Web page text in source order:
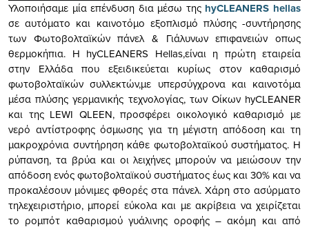
Υλοποιήσαμε μία επένδυση δια μέσω της hyCLEANERS hellas
σε αυτόματο και καινοτόμο εξοπλισμό πλύσης -συντήρησης
των Φωτοβολταϊκών πάνελ & Γιάλυνων επιφανειών οπως
θερμοκήπια. Η hyCLEANERS Hellas,είναι η πρώτη εταιρεία
στην Ελλάδα που εξειδικεύεται κυρίως στον καθαρισμό
φωτοβολταϊκών συλλεκτών,με υπερσύγχρονα και καινοτόμα
μέσα πλύσης γερμανικής τεχνολογίας, των Οίκων hyCLEANER
και της LEWI QLEEN, προσφέρει οικολογικό καθαρισμό με
νερό αντίστροφης όσμωσης για τη μέγιστη απόδοση και τη
μακροχρόνια συντήρηση κάθε φωτοβολταϊκού συστήματος. Η
ρύπανση, τα βρύα και οι λειχήνες μπορούν να μειώσουν την
απόδοση ενός φωτοβολταϊκού συστήματος έως και 30% και να
προκαλέσουν μόνιμες φθορές στα πάνελ. Χάρη στο ασύρματο
τηλεχειριστήριο, μπορεί εύκολα και με ακρίβεια να χειρίζεται
το ρομπότ καθαρισμού γυάλινης οροφής – ακόμη και από